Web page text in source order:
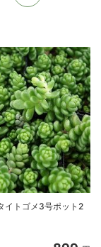
イトゴメ3号ポット2